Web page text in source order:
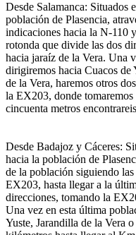
Desde Salamanca: Situados
población de Plasencia,
indicaciones hacia la N-110
rotonda que divide las dos
hacia jaraíz de la Vera. Una
dirigiremos hacia Cuacos de
de la Vera, haremos otros
la EX203, donde
cincuenta metros
Desde Badajoz y Cáceres:
hacia la población de
de la población siguiendo
EX203, hasta llegar a la
direcciones, tomando la
Una vez en esta última
Yuste, Jarandilla de la Vera